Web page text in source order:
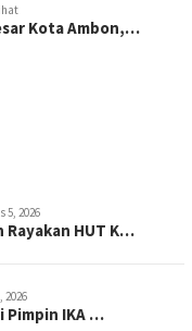
Kota Ambon,…
5, 2026
Rayakan HUT K…
2026
Pimpin IKA …